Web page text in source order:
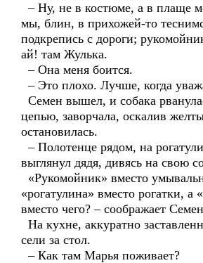
– Ну, не в костюме, а в плаще
мы, блин, в прихожей-то
подкрепись с дороги;
ай! там Жулька.
– Она меня боится.
– Это плохо. Лучше, когда
Семен вышел, и собака
цепью, заворчала, оскалив
остановилась.
– Полотенце рядом, на
выглянул дядя, дивясь на свою
«Рукомойник» вместо
«рогатулина» вместо рогатки, а
вместо чего? – соображает
На кухне, аккуратно
сели за стол.
– Как там Марья поживает?